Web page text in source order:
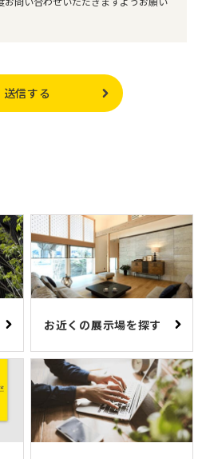
預託は行いません。
法令・規範に基づく要請の範
わないよう、適切に管理しま
お近くの展示場を探す